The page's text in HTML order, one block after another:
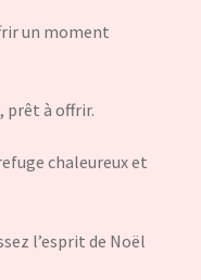
un moment
prêt à offrir.
chaleureux et
l’esprit de Noël